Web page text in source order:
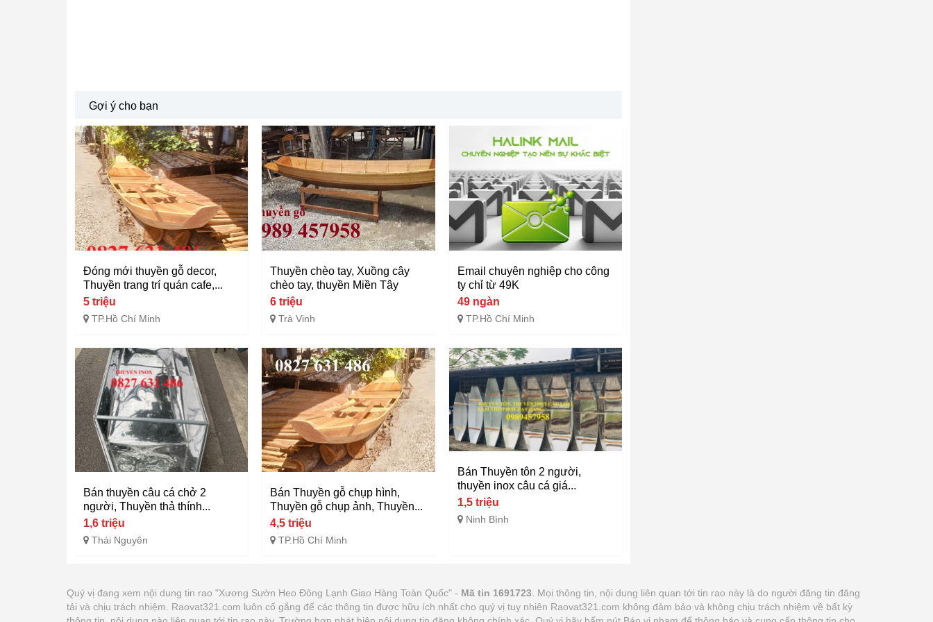
Gợi ý cho bạn
Đóng mới thuyền gỗ decor,
Thuyền trang trí quán cafe,...
5 triệu
TP.Hồ Chí Minh
Thuyền chèo tay, Xuồng cây
chèo tay, thuyền Miền Tây
6 triệu
Trà Vinh
Email chuyên nghiệp cho công
ty chỉ từ 49K
49 ngàn
TP.Hồ Chí Minh
Bán thuyền câu cá chở 2
người, Thuyền thả thính...
1,6 triệu
Thái Nguyên
Bán Thuyền gỗ chụp hình,
Thuyền gỗ chụp ảnh, Thuyền...
4,5 triệu
TP.Hồ Chí Minh
Bán Thuyền tôn 2 người,
thuyền inox câu cá giá...
1,5 triệu
Ninh Bình
Quý vị đang xem nội dung tin rao "Xương Sườn Heo Đông Lạnh Giao Hàng Toàn Quốc" - Mã tin 1691723 . Mọi thông tin, nội dung liên quan tới tin rao này là do người đăng tin đăng
tải và chịu trách nhiệm. Raovat321.com luôn cố gắng để các thông tin được hữu ích nhất cho quý vị tuy nhiên Raovat321.com không đảm bảo và không chịu trách nhiệm về bất kỳ